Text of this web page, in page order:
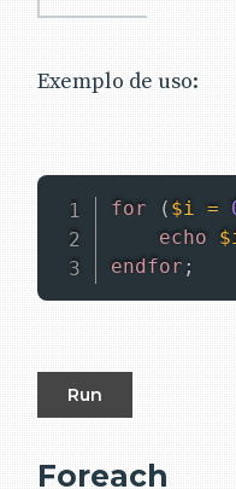
Exemplo de uso:
for ( $i =
echo
endfor ;
Run
Foreach